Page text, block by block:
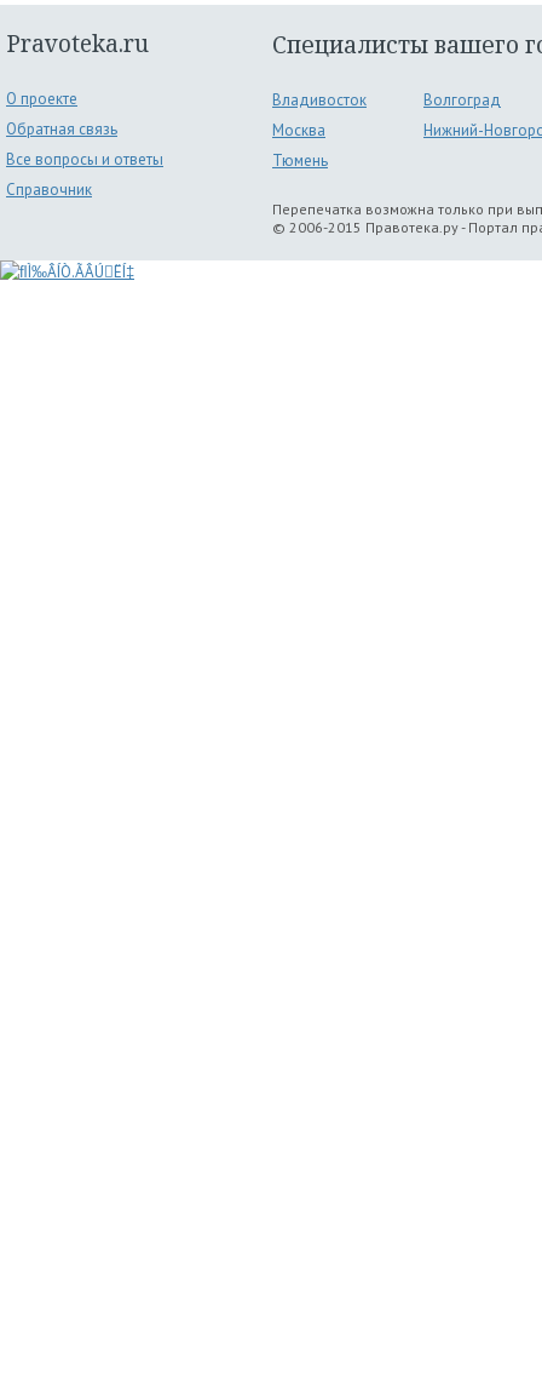
Pravoteka.ru
О проекте
Обратная связь
Все вопросы и ответы
Справочник
Специалисты вашего
Владивосток
Волгоград
Москва
Нижний-
Тюмень
Перепечатка возможна только при
© 2006-2015 Правотека.ру - Портал